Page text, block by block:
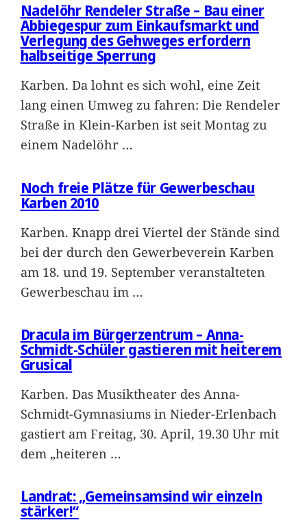
Nadelöhr Rendeler Straße – Bau einer
Abbiegespur zum Einkaufsmarkt und
Verlegung des Gehweges erfordern
halbseitige Sperrung
Karben. Da lohnt es sich wohl, eine Zeit
lang einen Umweg zu fahren: Die Rendeler
Straße in Klein-Karben ist seit Montag zu
einem Nadelöhr …
Noch freie Plätze für Gewerbeschau
Karben 2010
Karben. Knapp drei Viertel der Stände sind
bei der durch den Gewerbeverein Karben
am 18. und 19. September veranstalteten
Gewerbeschau im …
Dracula im Bürgerzentrum – Anna-
Schmidt-Schüler gastieren mit heiterem
Grusical
Karben. Das Musiktheater des Anna-
Schmidt-Gymnasiums in Nieder-Erlenbach
gastiert am Freitag, 30. April, 19.30 Uhr mit
dem „heiteren …
Landrat: „Gemeinsamsind wir einzeln
stärker!“